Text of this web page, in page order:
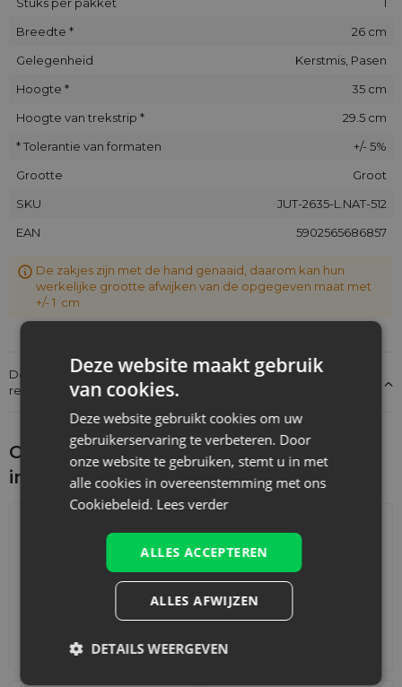
Breedte *
26 cm
Gelegenheid
Kerstmis, Pasen
Hoogte *
35 cm
Hoogte van trekstrip *
29.5 cm
* Tolerantie van formaten
+/- 5%
Grootte
Groot
SKU
JUT-2635-L.NAT-512
EAN
5902565686857
De zakjes zijn met de hand genaaid, daarom kan hun
werkelijke grootte afwijken van de opgegeven maat met
+/- 1 cm
Details over de conformiteit van het product met de
regelgeving: Productverantwoordelijkheid
Ontdek wat je nog meer zou kunnen
interesseren
Adventskalenders
Deze website maakt gebruik
van cookies.
Deze website gebruikt cookies om uw
gebruikerservaring te verbeteren. Door
onze website te gebruiken, stemt u in met
alle cookies in overeenstemming met ons
Cookiebeleid. Lees verder
ALLES ACCEPTEREN
ALLES AFWIJZEN
DETAILS WEERGEVEN